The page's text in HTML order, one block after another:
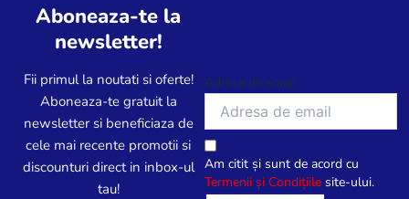
Aboneaza-te la
newsletter!
Fii primul la noutati si oferte!
Aboneaza-te gratuit la
newsletter si beneficiaza de
cele mai recente promotii si
discounturi direct in inbox-ul
tau!
Adresa de email
Am citit și sunt de acord cu
Termenii și Condițiile site-ului.